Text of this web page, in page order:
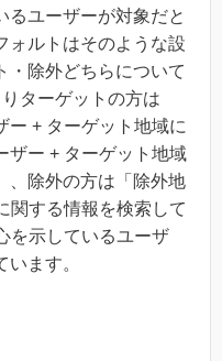
るユーザーが対象だと
ォルトはそのような設
・除外どちらについて
ターゲットの方は
ー + ターゲット地域に
ザー + ターゲット地域
、除外の方は「除外地
関する情報を検索して
を示しているユーザ
ます。